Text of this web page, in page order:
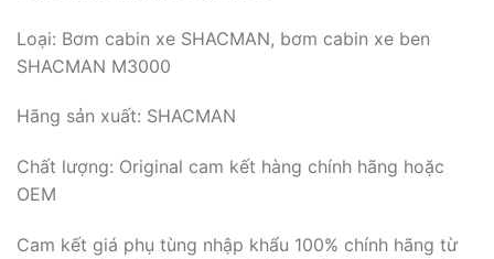
Loại: Bơm cabin xe SHACMAN, bơm cabin xe ben
SHACMAN M3000
Hãng sản xuất: SHACMAN
Chất lượng: Original cam kết hàng chính hãng hoặc
OEM
Cam kết giá phụ tùng nhập khẩu 100% chính hãng từ